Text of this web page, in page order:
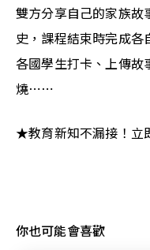
雙方分享自己的家族故
史，課程結束時完成各
各國學生打卡、上傳故
燒⋯⋯
★教育新知不漏接！立
你也可能會喜歡